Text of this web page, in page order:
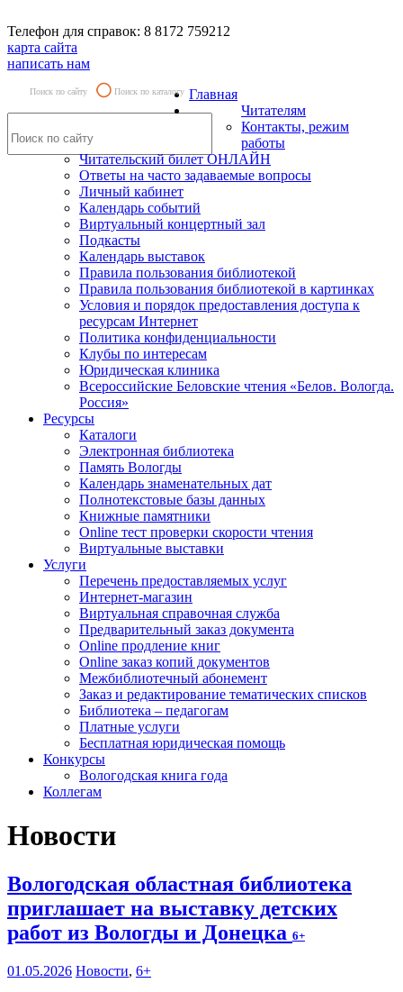
Телефон для справок: 8 8172 759212
карта сайта
написать нам
Поиск по сайту Поиск по каталогу Главная
Читателям
Контакты, режим
работы
Читательский билет ОНЛАЙН
Ответы на часто задаваемые вопросы
Личный кабинет
Календарь событий
Виртуальный концертный зал
Подкасты
Календарь выставок
Правила пользования библиотекой
Правила пользования библиотекой в картинках
Условия и порядок предоставления доступа к
ресурсам Интернет
Политика конфиденциальности
Клубы по интересам
Юридическая клиника
Всероссийские Беловские чтения «Белов. Вологда.
Россия»
Ресурсы
Каталоги
Электронная библиотека
Память Вологды
Календарь знаменательных дат
Полнотекстовые базы данных
Книжные памятники
Online тест проверки скорости чтения
Виртуальные выставки
Услуги
Перечень предоставляемых услуг
Интернет-магазин
Виртуальная справочная служба
Предварительный заказ документа
Online продление книг
Online заказ копий документов
Межбиблиотечный абонемент
Заказ и редактирование тематических списков
Библиотека – педагогам
Платные услуги
Бесплатная юридическая помощь
Конкурсы
Вологодская книга года
Коллегам
Новости
Вологодская областная библиотека
приглашает на выставку детских
работ из Вологды и Донецка 6+
01.05.2026 Новости, 6+